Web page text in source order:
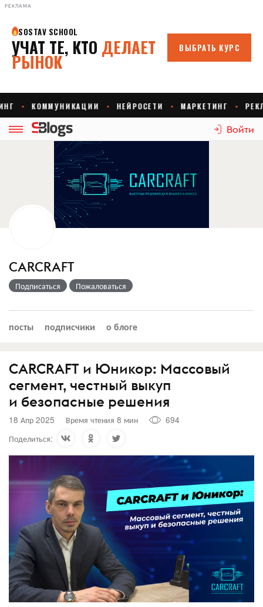
РЕКЛАМА
Войти
CARCRAFT
Подписаться Пожаловаться
посты подписчики о блоге
CARCRAFT и Юникор: Массовый
сегмент, честный выкуп
и безопасные решения
18 Апр 2025 Время чтения 8 мин
694
Поделиться: